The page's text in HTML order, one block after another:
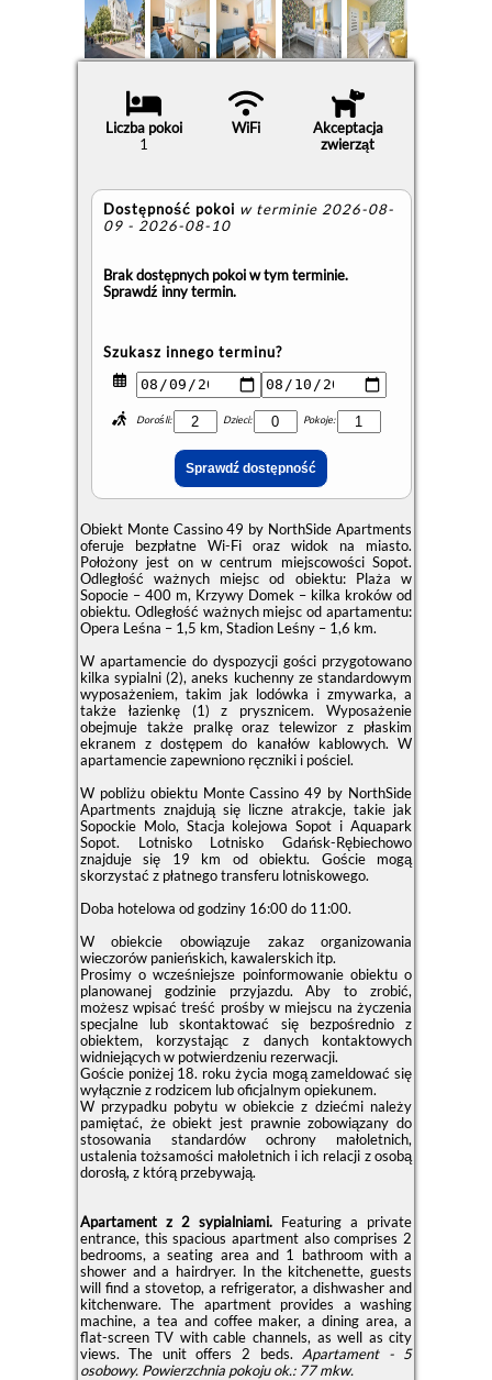
Liczba pokoi
1
WiFi
Akceptacja
zwierząt
Dostępność pokoi w terminie 2026-08-
09 - 2026-08-10
Brak dostępnych pokoi w tym terminie.
Sprawdź inny termin.
Szukasz innego terminu?
Dorośli: Dzieci: Pokoje:
Obiekt Monte Cassino 49 by NorthSide Apartments
oferuje bezpłatne Wi-Fi oraz widok na miasto.
Położony jest on w centrum miejscowości Sopot.
Odległość ważnych miejsc od obiektu: Plaża w
Sopocie – 400 m, Krzywy Domek – kilka kroków od
obiektu. Odległość ważnych miejsc od apartamentu:
Opera Leśna – 1,5 km, Stadion Leśny – 1,6 km.
W apartamencie do dyspozycji gości przygotowano
kilka sypialni (2), aneks kuchenny ze standardowym
wyposażeniem, takim jak lodówka i zmywarka, a
także łazienkę (1) z prysznicem. Wyposażenie
obejmuje także pralkę oraz telewizor z płaskim
ekranem z dostępem do kanałów kablowych. W
apartamencie zapewniono ręczniki i pościel.
W pobliżu obiektu Monte Cassino 49 by NorthSide
Apartments znajdują się liczne atrakcje, takie jak
Sopockie Molo, Stacja kolejowa Sopot i Aquapark
Sopot. Lotnisko Lotnisko Gdańsk-Rębiechowo
znajduje się 19 km od obiektu. Goście mogą
skorzystać z płatnego transferu lotniskowego.
Doba hotelowa od godziny 16:00do 11:00.
W obiekcie obowiązuje zakaz organizowania
wieczorów panieńskich, kawalerskich itp.
Prosimy o wcześniejsze poinformowanie obiektu o
planowanej godzinie przyjazdu. Aby to zrobić,
możesz wpisać treść prośby w miejscu na życzenia
specjalne lub skontaktować się bezpośrednio z
obiektem, korzystając z danych kontaktowych
widniejących w potwierdzeniu rezerwacji.
Goście poniżej 18. roku życia mogą zameldować się
wyłącznie z rodzicem lub oficjalnym opiekunem.
W przypadku pobytu w obiekcie z dziećmi należy
pamiętać, że obiekt jest prawnie zobowiązany do
stosowania standardów ochrony małoletnich,
ustalenia tożsamości małoletnich i ich relacji z osobą
dorosłą, z którą przebywają.
Apartament z 2 sypialniami. Featuring a private
entrance, this spacious apartment also comprises 2
bedrooms, a seating area and 1 bathroom with a
shower and a hairdryer. In the kitchenette, guests
will find a stovetop, a refrigerator, a dishwasher and
kitchenware. The apartment provides a washing
machine, a tea and coffee maker, a dining area, a
flat-screen TV with cable channels, as well as city
views. The unit offers 2 beds. Apartament - 5
osobowy. Powierzchnia pokoju ok.: 77 mkw.